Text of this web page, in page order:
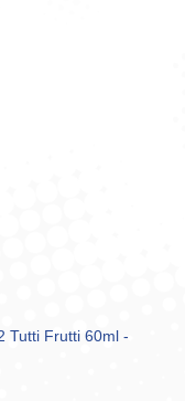
Tutti Frutti 60ml -